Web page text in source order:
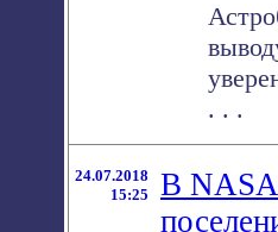
. . .
24.07.2018
15:25
В NASA